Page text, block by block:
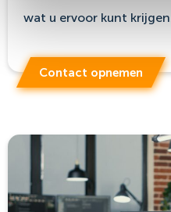
wat u ervoor kunt
Contact opnemen